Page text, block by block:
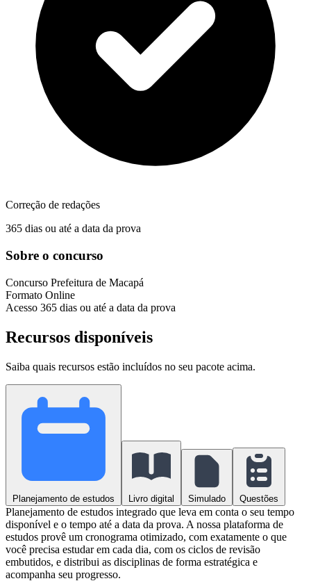
Correção de redações
365 dias ou até a data da prova
Sobre o concurso
Concurso Prefeitura de Macapá
Formato Online
Acesso 365 dias ou até a data da prova
Recursos disponíveis
Saiba quais recursos estão incluídos no seu pacote acima.
Planejamento de estudos Livro digital Simulado Questões
Planejamento de estudos integrado que leva em conta o seu tempo
disponível e o tempo até a data da prova. A nossa plataforma de
estudos provê um cronograma otimizado, com exatamente o que
você precisa estudar em cada dia, com os ciclos de revisão
embutidos, e distribui as disciplinas de forma estratégica e
acompanha seu progresso.